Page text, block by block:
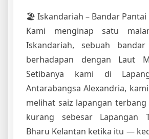
🏖 Iskandariah – Bandar Pantai
Kami menginap satu
Iskandariah, sebuah
berhadapan dengan Laut
Setibanya kami di
Antarabangsa Alexandria,
melihat saiz lapangan
kurang sebesar Lapangan
Bharu Kelantan ketika itu —